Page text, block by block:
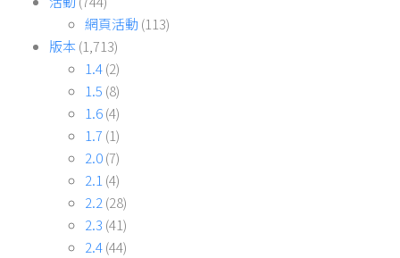
網頁活動 (113)
版本 (1,713)
1.4(2)
1.5 (8)
1.6(4)
1.7 (1)
2.0(7)
2.1 (4)
2.2 (28)
2.3 (41)
2.4(44)